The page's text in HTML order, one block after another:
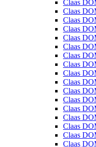
Claas
Claas
Claas
Claas
Claas
Claas
Claas
Claas
Claas
Claas
Claas
Claas
Claas
Claas
Claas
Claas
Claas